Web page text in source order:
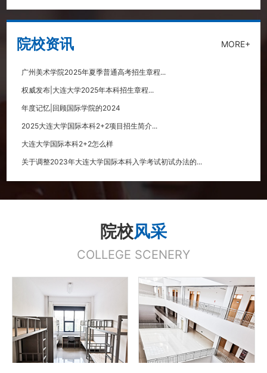
院校资讯 MORE+
广州美术学院2025年夏季普通高考招生章程...
权威发布|大连大学2025年本科招生章程...
年度记忆|回顾国际学院的2024
2025大连大学国际本科2+2项目招生简介...
大连大学国际本科2+2怎么样
关于调整2023年大连大学国际本科入学考试初试办法的...
院校风采
COLLEGE SCENERY